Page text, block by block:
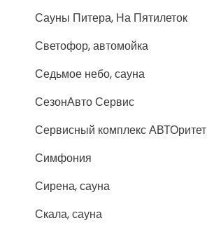
Сауны Питера, На Пятилеток
Светофор, автомойка
Седьмое небо, сауна
СезонАвто Сервис
Сервисный комплекс АВТОритет
Симфония
Сирена, сауна
Скала, сауна